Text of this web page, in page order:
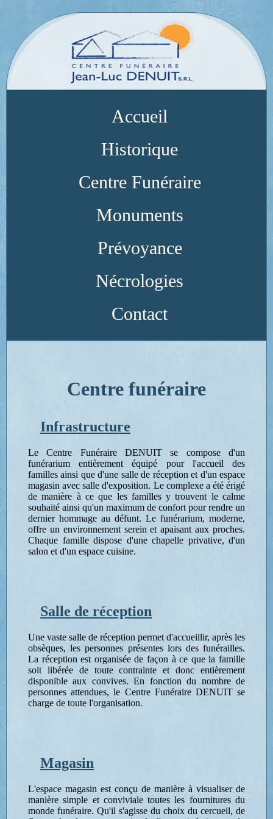
Accueil
Historique
Centre Funéraire
Monuments
Prévoyance
Nécrologies
Contact
Centre funéraire
Infrastructure
Le Centre Funéraire DENUIT se compose d'un
funérarium entièrement équipé pour l'accueil des
familles ainsi que d'une salle de réception et d'un espace
magasin avec salle d'exposition. Le complexe a été érigé
de manière à ce que les familles y trouvent le calme
souhaité ainsi qu'un maximum de confort pour rendre un
dernier hommage au défunt. Le funérarium, moderne,
offre un environnement serein et apaisant aux proches.
Chaque famille dispose d'une chapelle privative, d'un
salon et d'un espace cuisine.
Salle de réception
Une vaste salle de réception permet d'accueillir, après les
obsèques, les personnes présentes lors des funérailles.
La réception est organisée de façon à ce que la famille
soit libérée de toute contrainte et donc entièrement
disponible aux convives. En fonction du nombre de
personnes attendues, le Centre Funéraire DENUIT se
charge de toute l'organisation.
Magasin
L'espace magasin est conçu de manière à visualiser de
manière simple et conviviale toutes les fournitures du
monde funéraire. Qu'il s'agisse du choix du cercueil, de